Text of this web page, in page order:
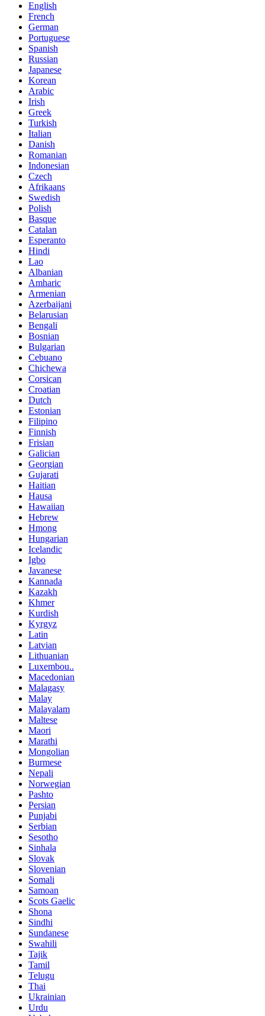
English
French
German
Portuguese
Spanish
Russian
Japanese
Korean
Arabic
Irish
Greek
Turkish
Italian
Danish
Romanian
Indonesian
Czech
Afrikaans
Swedish
Polish
Basque
Catalan
Esperanto
Hindi
Lao
Albanian
Amharic
Armenian
Azerbaijani
Belarusian
Bengali
Bosnian
Bulgarian
Cebuano
Chichewa
Corsican
Croatian
Dutch
Estonian
Filipino
Finnish
Frisian
Galician
Georgian
Gujarati
Haitian
Hausa
Hawaiian
Hebrew
Hmong
Hungarian
Icelandic
Igbo
Javanese
Kannada
Kazakh
Khmer
Kurdish
Kyrgyz
Latin
Latvian
Lithuanian
Luxembou..
Macedonian
Malagasy
Malay
Malayalam
Maltese
Maori
Marathi
Mongolian
Burmese
Nepali
Norwegian
Pashto
Persian
Punjabi
Serbian
Sesotho
Sinhala
Slovak
Slovenian
Somali
Samoan
Scots Gaelic
Shona
Sindhi
Sundanese
Swahili
Tajik
Tamil
Telugu
Thai
Ukrainian
Urdu